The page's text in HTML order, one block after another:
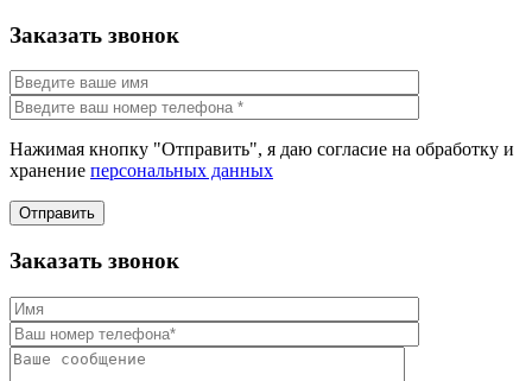
Заказать звонок
Нажимая кнопку "Отправить", я даю согласие на обработку и
хранение персональных данных
Отправить
Заказать звонок